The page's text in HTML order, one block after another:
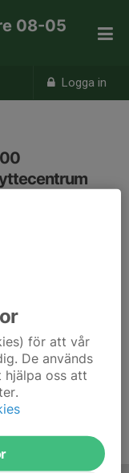
Logga in
08-05
för att vår
De används
oss att